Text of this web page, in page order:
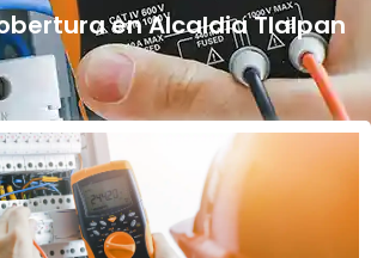
en Alcaldia Tlalpan